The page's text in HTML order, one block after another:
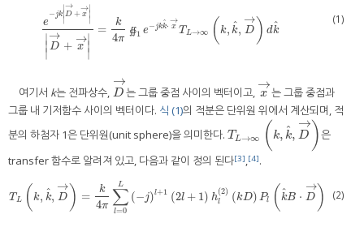
e
− jk
∣
∣
∣ D
→
+ x
→∣
∣
∣
∣
∣
∣ D
→
+ x
→∣
∣
∣
=
k
4π
∯1 e− jkkˆ⋅ x
→
TL→∞ ( k, k
ˆ, D
→ ) dk
ˆ
e−jk|D→+x→| |D→ +x →|=k4 π ∯1e−jk ^ ⋅x→T L→ ∞( k,k^
(1)
여기서 k는 전파상수, D
→
D→는 그룹 중점 사이의 벡터이고, x
→
x→는 그룹 중점과
그룹 내 기저함수 사이의 벡터이다. 식 (1)의 적분은 단위원 위에서 계산되며, 적
분의 하첨자 1은 단위원(unit sphere)을 의미한다. T L→∞ ( k,k
ˆ, D
→ )
TL→∞(k ,k ^,D→ )
은
transfer 함수로 알려져 있고, 다음과 같이 정의 된다[3],[4].
T L (k, k
ˆ, D
→) =
k
4π ∑
l=0
L
(−j)l+1 (2l + 1) h
(2)
l (kD) Pl ( k
ˆB ⋅ D
→)
TL(k, ^ D→)=k 4π ∑ =0L(−j)l+ 1(2l +1 )hl 2)(kD)Pl(k^B⋅D→) (2)